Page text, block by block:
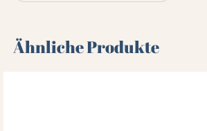
Ähnliche Produkte